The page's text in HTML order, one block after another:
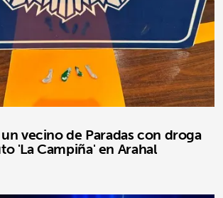
vecino de Paradas con droga
'La Campiña' en Arahal